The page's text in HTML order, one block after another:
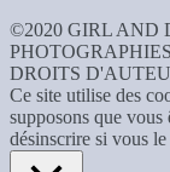
©2020 GIRL AND
DROITS
Ce site utilise des
supposons que
désinscrire si vous le